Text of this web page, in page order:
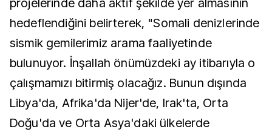
projelerinde daha aktif şekilde yer almasının
hedeflendiğini belirterek, "Somali denizlerinde
sismik gemilerimiz arama faaliyetinde
bulunuyor. İnşallah önümüzdeki ay itibarıyla o
çalışmamızı bitirmiş olacağız. Bunun dışında
Libya'da, Afrika'da Nijer'de, Irak'ta, Orta
Doğu'da ve Orta Asya'daki ülkelerde